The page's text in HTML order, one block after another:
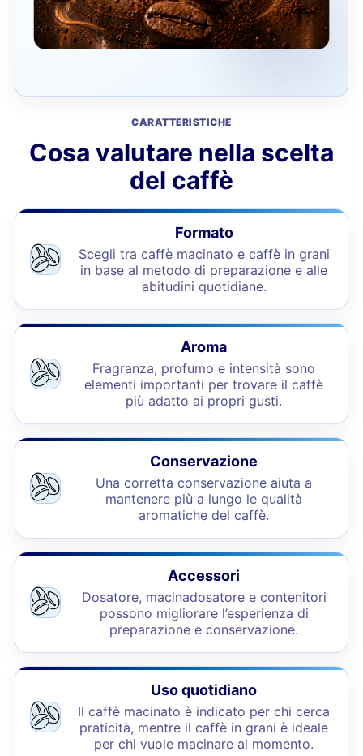
CARATTERISTICHE
Cosa valutare nella scelta
del caffè
Formato
Scegli tra caffè macinato e caffè in grani
in base al metodo di preparazione e alle
abitudini quotidiane.
Aroma
Fragranza, profumo e intensità sono
elementi importanti per trovare il caffè
più adatto ai propri gusti.
Conservazione
Una corretta conservazione aiuta a
mantenere più a lungo le qualità
aromatiche del caffè.
Accessori
Dosatore, macinadosatore e contenitori
possono migliorare l’esperienza di
preparazione e conservazione.
Uso quotidiano
Il caffè macinato è indicato per chi cerca
praticità, mentre il caffè in grani è ideale
per chi vuole macinare al momento.